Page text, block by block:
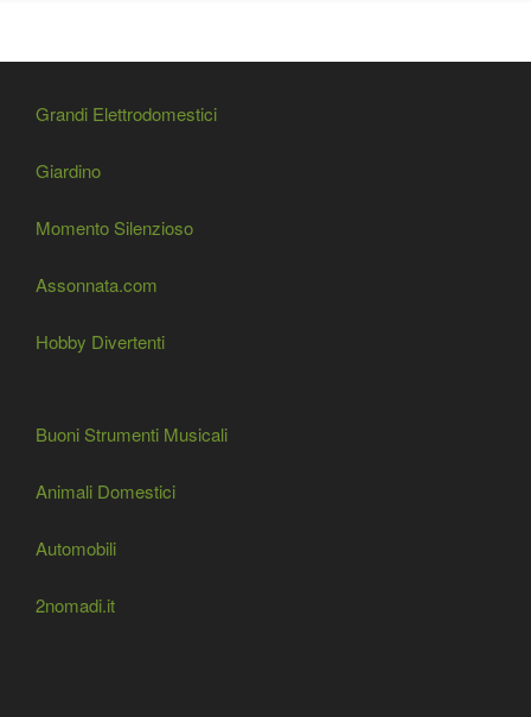
Grandi Elettrodomestici
Giardino
Momento Silenzioso
Assonnata.com
Hobby Divertenti
Buoni Strumenti Musicali
Animali Domestici
Automobili
2nomadi.it